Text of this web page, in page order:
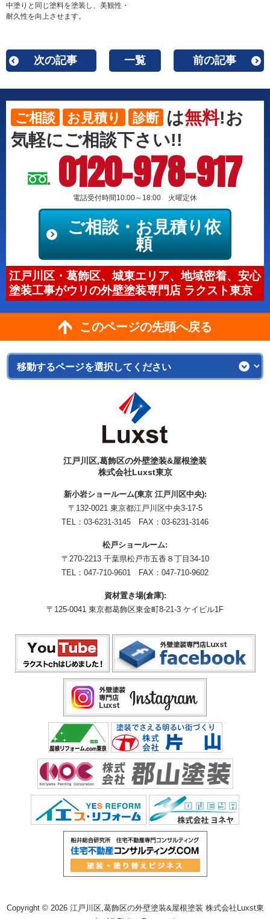
中塗りと同じ塗料を塗装し、美観性・
耐久性を向上させます。
次の記事 一覧 前の記事
ご相談 お見積り 診断 は無料!お
気軽にご相談下さい!!
0120-978-917
電話受付時間10:00～18:00 火曜定休
ご相談・お見積り依
頼
江戸川区・葛飾区、城東エリア、地域密着、安心
塗装工事がウリの外壁塗装専門店 ラクスト東京
このページの先頭へ戻る
江戸川区,葛飾区の外壁塗装&屋根塗装
株式会社Luxst東京
新小岩ショールーム(東京 江戸川区中央):
〒132-0021 東京都江戸川区中央3-17-5
TEL： 03-6231-3145 FAX：03-6231-3146
松戸ショールーム:
〒270-2213 千葉県松戸市五香８丁目34-10
TEL： 047-710-9601 FAX：047-710-9602
資材置き場(倉庫):
〒125-0041 東京都葛飾区東金町8-21-3 ケイビル1F
Copyright © 2026 江戸川区,葛飾区の外壁塗装&屋根塗装 株式会社Luxst東